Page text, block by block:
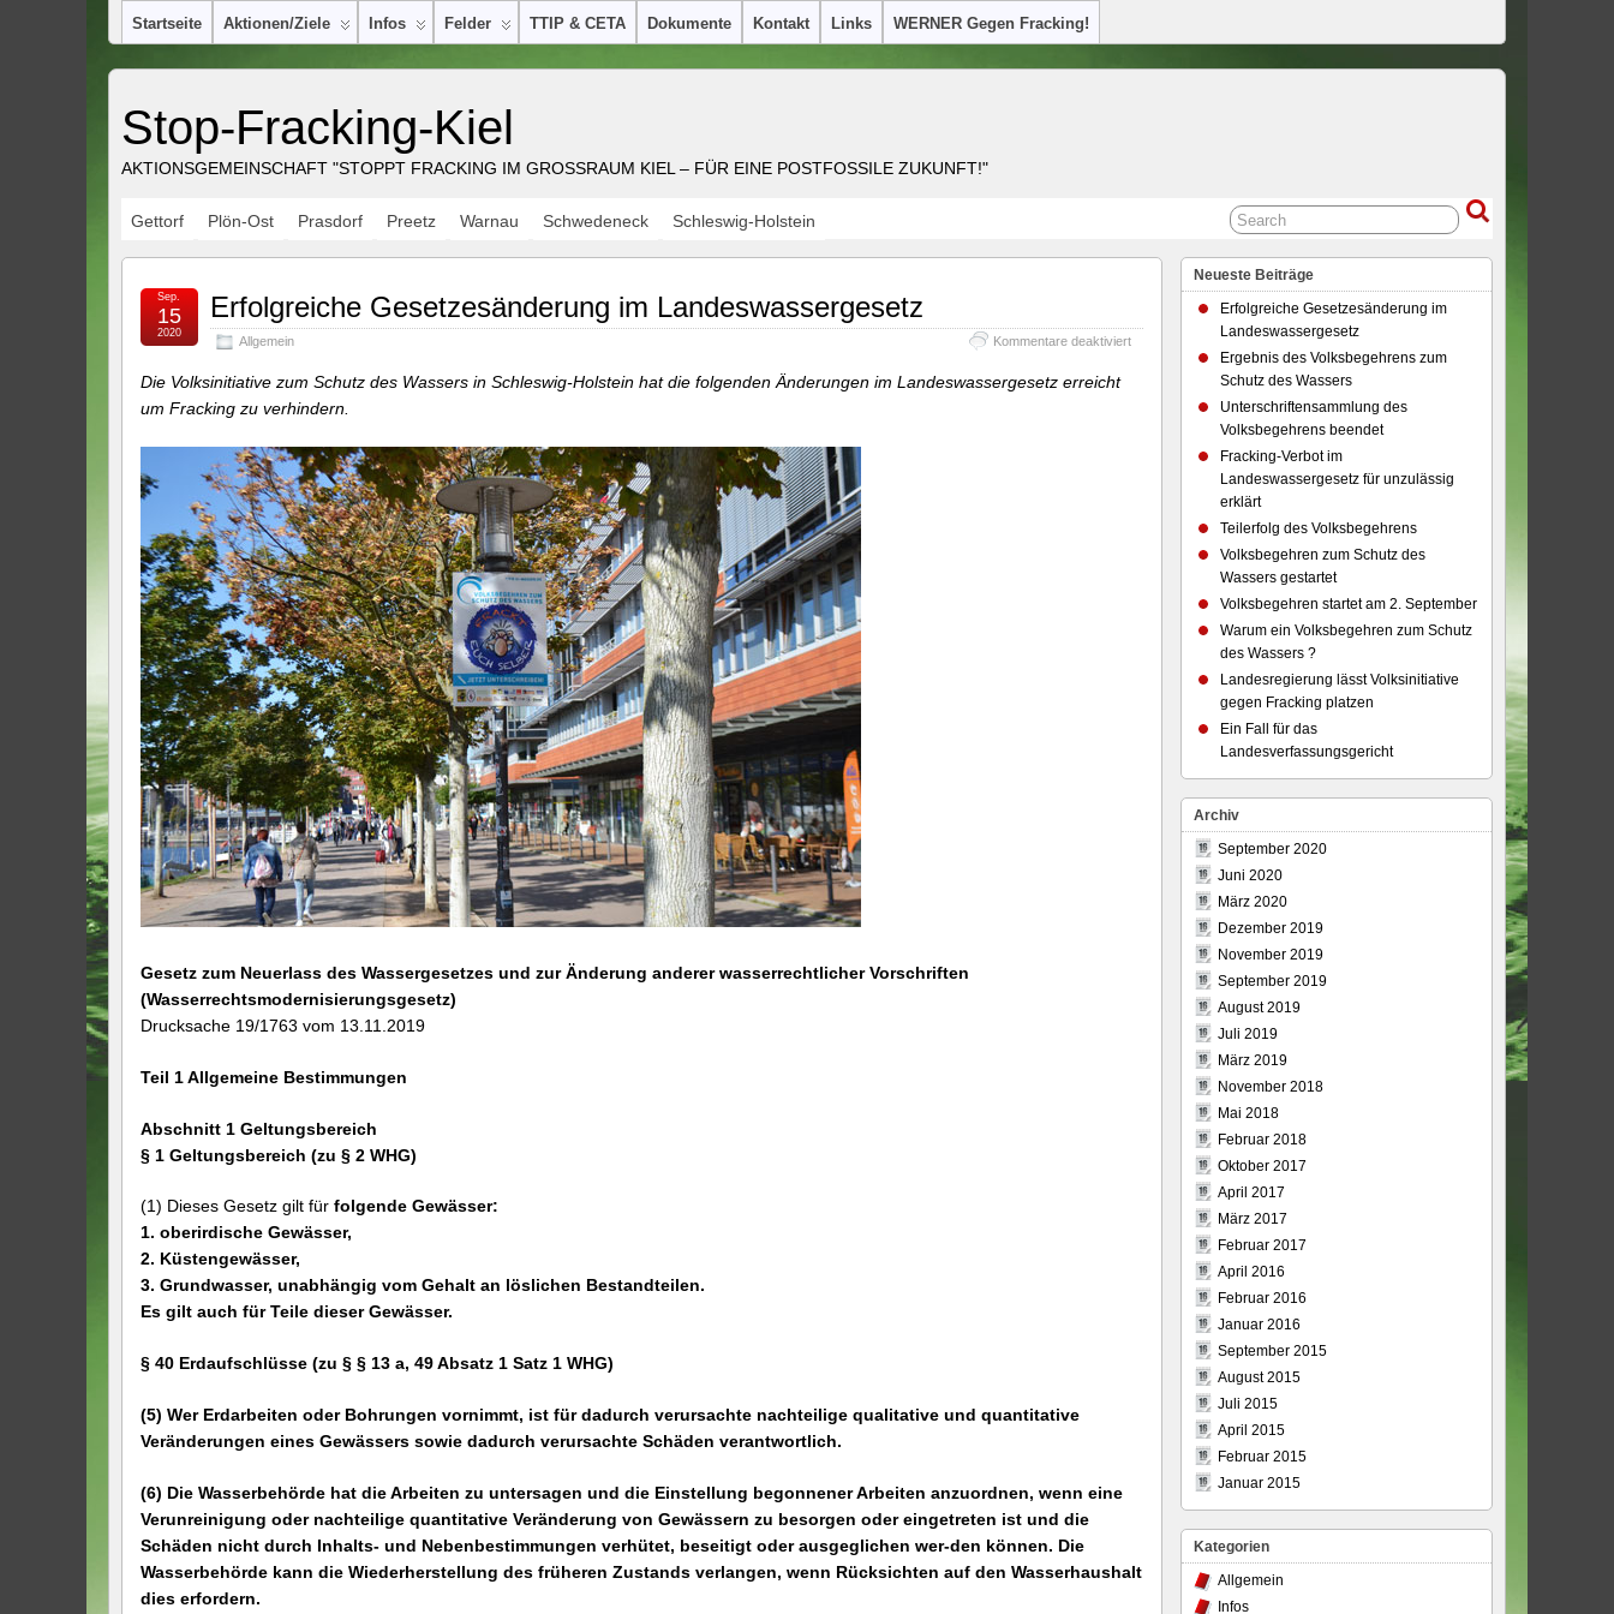
Startseite Aktionen/Ziele Infos Felder TTIP & CETA Dokumente Kontakt Links WERNER Gegen Fracking!
Stop-Fracking-Kiel
AKTIONSGEMEINSCHAFT "STOPPT FRACKING IM GROSSRAUM KIEL – FÜR EINE POSTFOSSILE ZUKUNFT!"
Gettorf Plön-Ost Prasdorf Preetz Warnau Schwedeneck Schleswig-Holstein
Erfolgreiche Gesetzesänderung im Landeswassergesetz
Allgemein Kommentare deaktiviertfür
Erfolgreiche
Gesetzesänderung
Landeswassergesetz
Sep.
15
2020
Die Volksinitiative zum Schutz des Wassers in Schleswig-Holstein hat die folgenden Änderungen im Landeswassergesetz erreicht
um Fracking zu verhindern.
Gesetz zum Neuerlass des Wassergesetzes und zur Änderung anderer wasserrechtlicher Vorschriften
(Wasserrechtsmodernisierungsgesetz)
Drucksache 19/1763 vom 13.11.2019
Teil 1 Allgemeine Bestimmungen
Abschnitt 1 Geltungsbereich
§ 1 Geltungsbereich (zu § 2 WHG)
(1) Dieses Gesetz gilt für folgende Gewässer:
1. oberirdische Gewässer,
2. Küstengewässer,
3. Grundwasser, unabhängig vom Gehalt an löslichen Bestandteilen.
Es gilt auch für Teile dieser Gewässer.
§ 40 Erdaufschlüsse (zu § § 13 a, 49 Absatz 1 Satz 1 WHG)
(5) Wer Erdarbeiten oder Bohrungen vornimmt, ist für dadurch verursachte nachteilige qualitative und quantitative
Veränderungen eines Gewässers sowie dadurch verursachte Schäden verantwortlich.
(6) Die Wasserbehörde hat die Arbeiten zu untersagen und die Einstellung begonnener Arbeiten anzuordnen, wenn eine
Verunreinigung oder nachteilige quantitative Veränderung von Gewässern zu besorgen oder eingetreten ist und die
Schäden nicht durch Inhalts- und Nebenbestimmungen verhütet, beseitigt oder ausgeglichen wer-den können. Die
Wasserbehörde kann die Wiederherstellung des früheren Zustands verlangen, wenn Rücksichten auf den Wasserhaushalt
dies erfordern.
Neueste Beiträge
Erfolgreiche Gesetzesänderung im
Landeswassergesetz
Ergebnis des Volksbegehrens zum
Schutz des Wassers
Unterschriftensammlung des
Volksbegehrens beendet
Fracking-Verbot im
Landeswassergesetz für unzulässig
erklärt
Teilerfolg des Volksbegehrens
Volksbegehren zum Schutz des
Wassers gestartet
Volksbegehren startet am 2. September
Warum ein Volksbegehren zum Schutz
des Wassers ?
Landesregierung lässt Volksinitiative
gegen Fracking platzen
Ein Fall für das
Landesverfassungsgericht
Archiv
September 2020
Juni 2020
März 2020
Dezember 2019
November 2019
September 2019
August 2019
Juli 2019
März 2019
November 2018
Mai 2018
Februar 2018
Oktober 2017
April 2017
März 2017
Februar 2017
April 2016
Februar 2016
Januar 2016
September 2015
August 2015
Juli 2015
April 2015
Februar 2015
Januar 2015
Kategorien
Allgemein
Infos